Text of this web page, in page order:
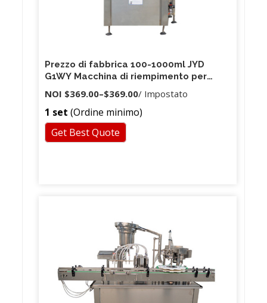
Prezzo di fabbrica 100-1000ml JYD
G1WY Macchina di riempimento per
bottiglie di vetro detergente per
disinfettante per le mani a testa
singola semi automatica semplice
NOI $369.00–$369.00/ Impostato
1 set (Ordine minimo)
Get Best Quote